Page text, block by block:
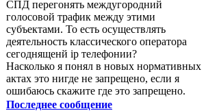
СПД перегонять междугородний
голосовой трафик между этими
субъектами. То есть осуществлять
деятельность классического оператора
сегоднященй ip телефонии?
Насколько я понял в новых нормативных
актах это нигде не запрещено, если я
ошибаюсь скажите где это запрещено.
Последнее сообщение